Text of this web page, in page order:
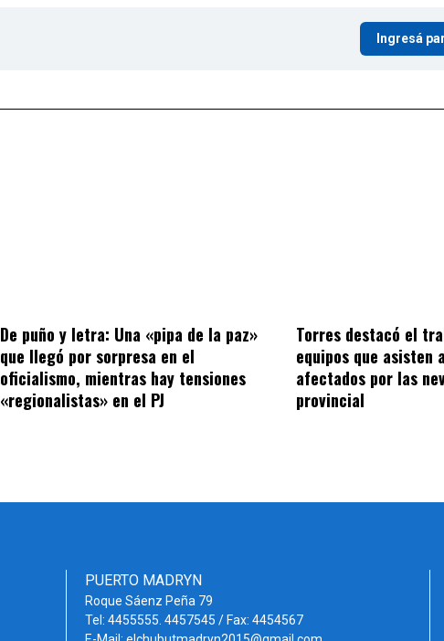
Ingresá
De puño y letra: Una «pipa de la paz»
que llegó por sorpresa en el
oficialismo, mientras hay tensiones
«regionalistas» en el PJ
Torres destacó el
equipos que asisten
afectados por las
provincial
PUERTO MADRYN
Roque Sáenz Peña 79
Tel: 4455555. 4457545 / Fax: 4454567